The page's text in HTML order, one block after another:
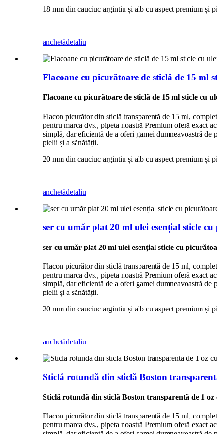
18 mm din cauciuc argintiu și alb cu aspect premium și
anchetădetaliu
Flacoane cu picurătoare de sticlă de 15 ml
Flacoane cu picurătoare de sticlă de 15 ml sticle cu
Flacon picurător din sticlă transparentă de 15 ml,
pentru marca dvs., pipeta noastră Premium oferă exact
simplă, dar eficientă de a oferi gamei dumneavoastră
pielii și a sănătății.
20 mm din cauciuc argintiu și alb cu aspect premium și
anchetădetaliu
ser cu umăr plat 20 ml ulei esențial sticle
ser cu umăr plat 20 ml ulei esențial sticle cu
Flacon picurător din sticlă transparentă de 15 ml,
pentru marca dvs., pipeta noastră Premium oferă exact
simplă, dar eficientă de a oferi gamei dumneavoastră
pielii și a sănătății.
20 mm din cauciuc argintiu și alb cu aspect premium și
anchetădetaliu
Sticlă rotundă din sticlă Boston
Sticlă rotundă din sticlă Boston transparentă de 1
Flacon picurător din sticlă transparentă de 15 ml,
pentru marca dvs., pipeta noastră Premium oferă exact